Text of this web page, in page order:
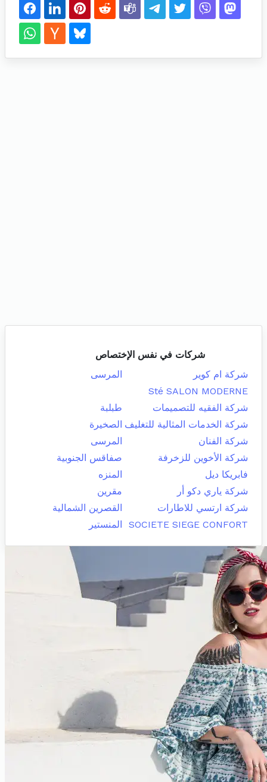
شركات في نفس الإختصاص
شركة ام كوير
المرسى
Sté SALON MODERNE
شركة الفقيه للتصميمات
طبلبة
شركة الخدمات المثالية للتغليف الصخيرة
شركة الفنان
المرسى
شركة الأخوين للزخرفة
صفاقس الجنوبية
فابريكا ديل
المنزه
شركة ياري دكو أر
مقرين
شركة ارتسي للاطارات
القصرين الشمالية
SOCIETE SIEGE CONFORT
المنستير